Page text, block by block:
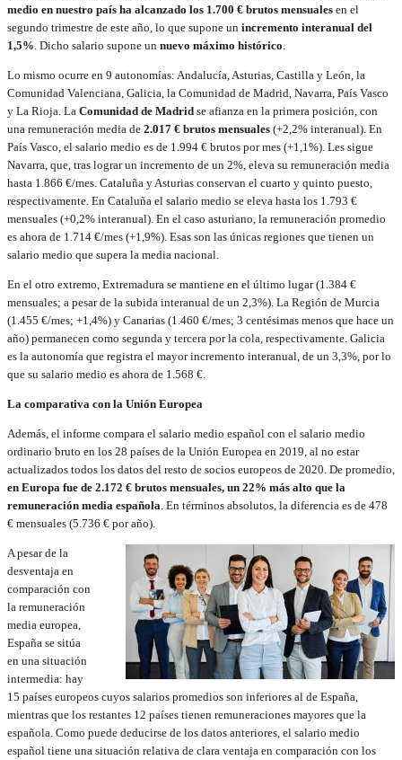
medio en nuestro país ha alcanzado los 1.700 € brutos mensuales en el
segundo trimestre de este año, lo que supone un incremento interanual del
1,5%. Dicho salario supone un nuevo máximo histórico.
Lo mismo ocurre en 9 autonomías: Andalucía, Asturias, Castilla y León, la
Comunidad Valenciana, Galicia, la Comunidad de Madrid, Navarra, País Vasco
y La Rioja. La Comunidad de Madrid se afianza en la primera posición, con
una remuneración media de 2.017 € brutos mensuales (+2,2% interanual). En
País Vasco, el salario medio es de 1.994 € brutos por mes (+1,1%). Les sigue
Navarra, que, tras lograr un incremento de un 2%, eleva su remuneración media
hasta 1.866 €/mes. Cataluña y Asturias conservan el cuarto y quinto puesto,
respectivamente. En Cataluña el salario medio se eleva hasta los 1.793 €
mensuales (+0,2% interanual). En el caso asturiano, la remuneración promedio
es ahora de 1.714 €/mes (+1,9%). Esas son las únicas regiones que tienen un
salario medio que supera la media nacional.
En el otro extremo, Extremadura se mantiene en el último lugar (1.384 €
mensuales; a pesar de la subida interanual de un 2,3%). La Región de Murcia
(1.455 €/mes; +1,4%) y Canarias (1.460 €/mes; 3 centésimas menos que hace un
año) permanecen como segunda y tercera por la cola, respectivamente. Galicia
es la autonomía que registra el mayor incremento interanual, de un 3,3%, por lo
que su salario medio es ahora de 1.568 €.
La comparativa con la Unión Europea
Además, el informe compara el salario medio español con el salario medio
ordinario bruto en los 28 países de la Unión Europea en 2019, al no estar
actualizados todos los datos del resto de socios europeos de 2020. De promedio,
en Europa fue de 2.172 € brutos mensuales, un 22% más alto que la
remuneración media española . En términos absolutos, la diferencia es de 478
€ mensuales (5.736 € por año).
A pesar de la
desventaja en
comparación con
la remuneración
media europea,
España se sitúa
en una situación
intermedia: hay
15 países europeos cuyos salarios promedios son inferiores al de España,
mientras que los restantes 12 países tienen remuneraciones mayores que la
española. Como puede deducirse de los datos anteriores, el salario medio
español tiene una situación relativa de clara ventaja en comparación con los